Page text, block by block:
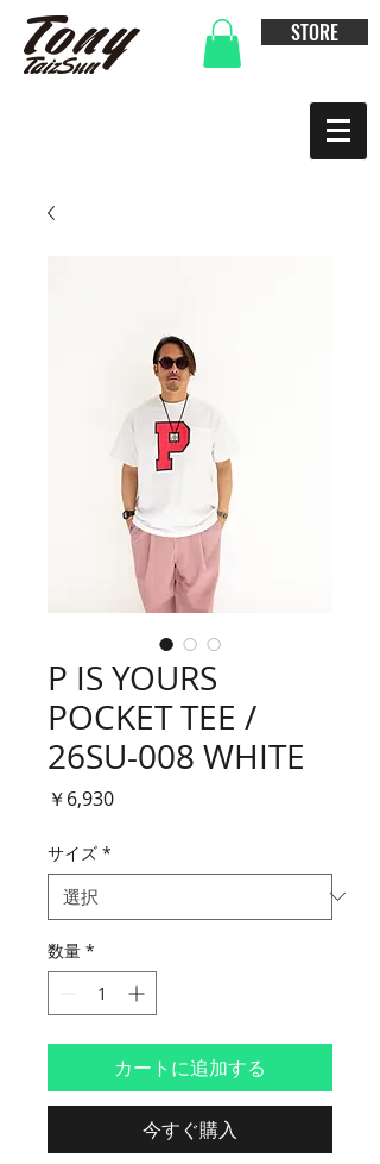
STORE
P IS YOURS
POCKET TEE /
26SU-008 WHITE
￥6,930価
サイズ *
数量 *
カートに追加する
今すぐ購入